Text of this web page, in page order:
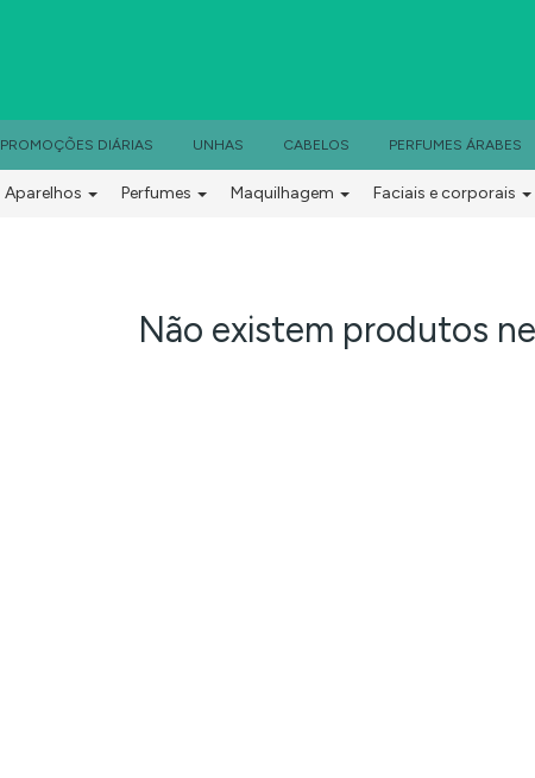
PROMOÇÕES DIÁRIAS UNHAS CABELOS PERFUMES ÁRABES
Aparelhos Perfumes Maquilhagem Faciais e corporais
Não existem produtos